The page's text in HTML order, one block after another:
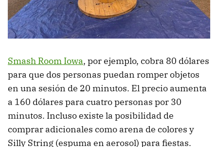
Smash Room Iowa, por ejemplo, cobra 80 dólares
para que dos personas puedan romper objetos
en una sesión de 20 minutos. El precio aumenta
a 160 dólares para cuatro personas por 30
minutos. Incluso existe la posibilidad de
comprar adicionales como arena de colores y
Silly String (espuma en aerosol) para fiestas.